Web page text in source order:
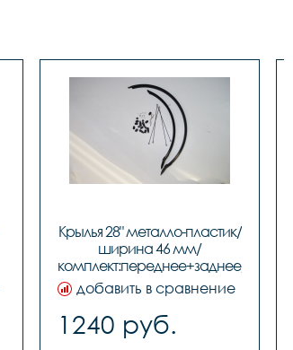
Крылья 28" металло-пластик/
ширина 46 мм/
комплект:переднее+заднее/BLACK,
код 97106
добавить в сравнение
1240 руб.